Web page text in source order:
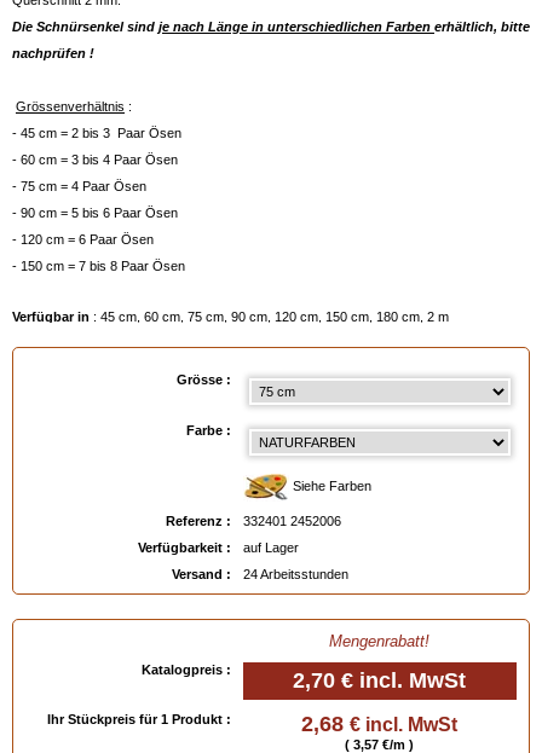
Die Schnürsenkel sind je nach Länge in unterschiedlichen Farben erhältlich, bitte
nachprüfen !
Grössenverhältnis :
- 45 cm = 2 bis 3 Paar Ösen
- 60 cm = 3 bis 4 Paar Ösen
- 75 cm = 4 Paar Ösen
- 90 cm = 5 bis 6 Paar Ösen
- 120 cm = 6 Paar Ösen
- 150 cm = 7 bis 8 Paar Ösen
Verfügbar in : 45 cm, 60 cm, 75 cm, 90 cm, 120 cm, 150 cm, 180 cm, 2 m
Grösse :
Farbe :
Siehe Farben
Referenz :
332401 2452006
Verfügbarkeit :
auf Lager
Versand :
24 Arbeitsstunden
Mengenrabatt!
Katalogpreis : 2,70 € incl. MwSt
Ihr Stückpreis für 1 Produkt : 2,68 € incl. MwSt
( 3,57 €/m )